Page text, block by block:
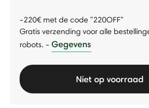
-220€ met de code "220OFF"
Gratis verzending voor alle
robots. - Gegevens
Niet op voorraad